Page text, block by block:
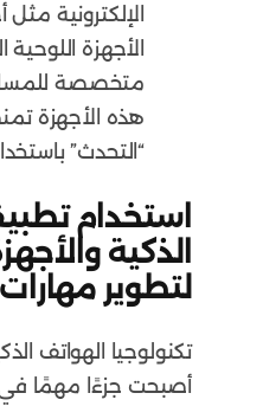
الإلكترونية مثل
الأجهزة
متخصصة
هذه الأجهزة
“التحدث”
استخدام
الذكية
لتطوير
تكنولوجيا الهواتف
أصبحت جزءًا مهمًا في